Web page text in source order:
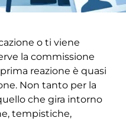
o ti viene
la commissione
reazione è quasi
Non tanto per la
che gira intorno
tempistiche,